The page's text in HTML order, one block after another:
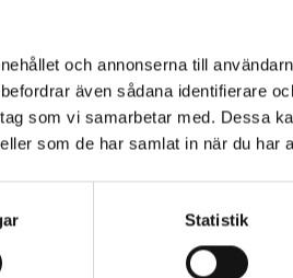
och annonserna till
även sådana identifierare
som vi samarbetar med. Dessa
som de har samlat in när du har
Statistik